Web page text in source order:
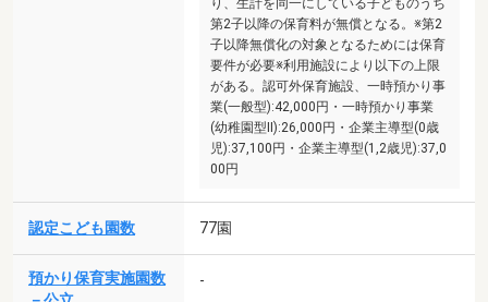
り、生計を同一にしている子どものうち
第2子以降の保育料が無償となる。※第2
子以降無償化の対象となるためには保育
要件が必要※利用施設により以下の上限
がある。認可外保育施設、一時預かり事
業(一般型):42,000円・一時預かり事業
(幼稚園型II):26,000円・企業主導型(0歳
児):37,100円・企業主導型(1,2歳児):37,0
00円
認定こども園数 77園
預かり保育実施園数
-